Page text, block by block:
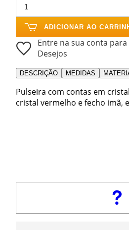
ADICIONAR AO
Entre na sua conta
Desejos
DESCRIÇÃO MEDIDAS
Pulseira com contas em
cristal vermelho e fecho imã,